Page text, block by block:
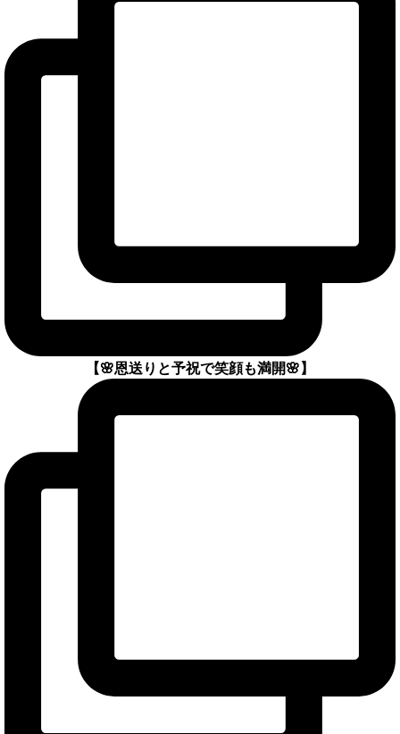
【🌸恩送りと予祝で笑顔も満開🌸】